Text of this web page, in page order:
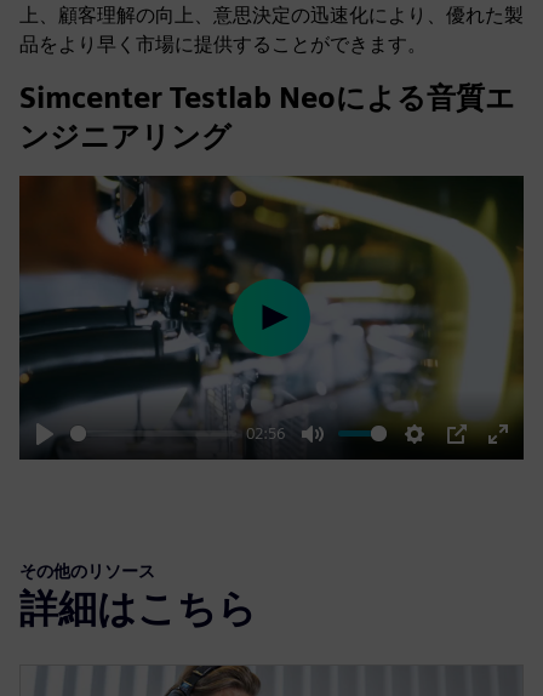
上、顧客理解の向上、意思決定の迅速化により、優れた製
品をより早く市場に提供することができます。
Simcenter Testlab Neoによる音質エ
ンジニアリング
Play
02:56
Mute Settings
PIP
Enter
Play
その他のリソース
詳細はこちら